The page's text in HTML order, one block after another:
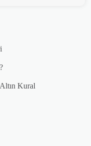
Kural